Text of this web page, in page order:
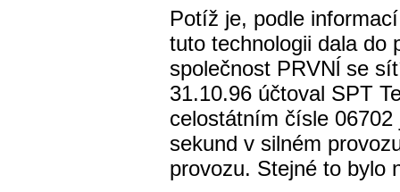
Potíž je, podle
tuto technologii dala do
společnost PRVNĺ se
31.10.96 účtoval SPT
celostátním čísle
sekund v silném
provozu. Stejné to bylo